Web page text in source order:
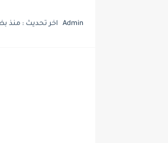
Admin اخر تحديث : منذ